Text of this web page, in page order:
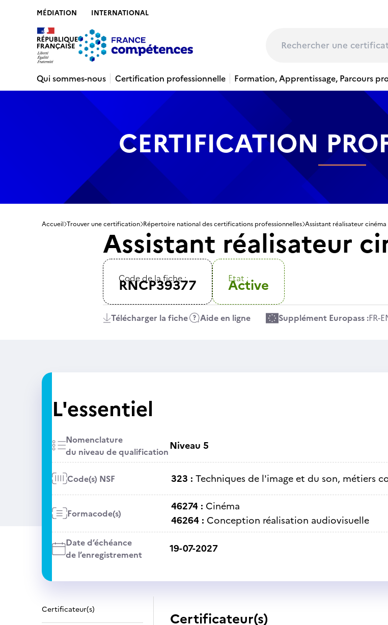
MÉDIATION INTERNATIONAL
Qui sommes-nous
Certification professionnelle Formation, Apprentissage, Parcours
CERTIFICATION
Accueil Trouver une certification Répertoire national des certifications professionnelles Assistant réalisateur cinéma
Assistant réalisateur
Code de la fiche :
RNCP39377 Etat :
Active
Télécharger la fiche Aide en ligne Supplément Europass :FR-
L'essentiel
Nomenclature
du niveau de qualificationNiveau 5
Code(s) NSF 323 : Techniques de l'image et du son, métiers
Formacode(s)
46274 : Cinéma
46264 : Conception réalisation audiovisuelle
Date d’échéance
de l’enregistrement
19-07-2027
Certificateur(s) Certificateur(s)